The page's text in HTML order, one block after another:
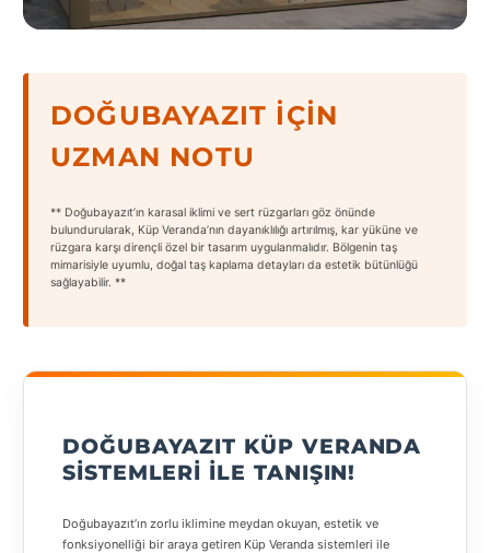
DOĞUBAYAZIT İÇIN
UZMAN NOTU
** Doğubayazıt’ın karasal iklimi ve sert rüzgarları göz önünde
bulundurularak, Küp Veranda’nın dayanıklılığı artırılmış, kar yüküne ve
rüzgara karşı dirençli özel bir tasarım uygulanmalıdır. Bölgenin taş
mimarisiyle uyumlu, doğal taş kaplama detayları da estetik bütünlüğü
sağlayabilir. **
DOĞUBAYAZIT KÜP VERANDA
SISTEMLERI ILE TANIŞIN!
Doğubayazıt’ın zorlu iklimine meydan okuyan, estetik ve
fonksiyonelliği bir araya getiren Küp Veranda sistemleri ile
States
Tüm
Adana
Adıyaman
Antalya
Balıkesir
Luka